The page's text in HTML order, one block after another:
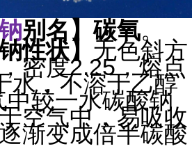
别名 】碳氧。
性状】 无色斜方
密度2.25，熔点
，不溶于乙醇
较一水碳酸钠
空气中，易吸收
渐变成倍半碳酸